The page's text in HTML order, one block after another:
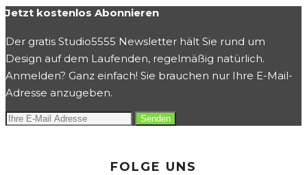
Jetzt kostenlos Abonnieren
Der gratis Studio5555 Newsletter hält Sie rund um
Design auf dem Laufenden, regelmäßig natürlich.
Anmelden? Ganz einfach! Sie brauchen nur Ihre E-Mail-
Adresse anzugeben.
FOLGE UNS